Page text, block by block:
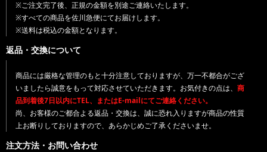
※ご注文完了後、正規の金額を別途ご連絡いたします。
※すべての商品を佐川急便にてお届けします。
※送料は税込の金額となります。
返品・交換について
商品には厳格な管理のもと十分注意しておりますが、万一不都合がござ
いましたら誠意をもって対応させていただきます。お気付きの点は、 商
品到着後7日以内にTEL、またはE-mailにてご連絡ください。
尚、お客様のご都合よる返品・交換は、誠に恐れ入りますが商品の性質
上お断りしておりますので、あらかじめご了承くださいませ。
注文方法・お問い合わせ